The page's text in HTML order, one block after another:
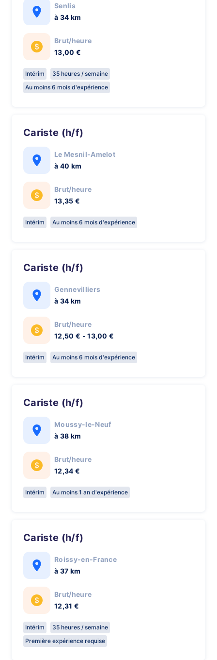
Senlis
à 34 km
Brut/heure
13,00 €
Intérim
35 heures / semaine
Au moins 6 mois d'expérience
Cariste (h/f)
Le Mesnil-Amelot
à 40 km
Brut/heure
13,35 €
Intérim Au moins 6 mois d'expérience
Cariste (h/f)
Gennevilliers
à 34 km
Brut/heure
12,50 € - 13,00 €
Intérim Au moins 6 mois d'expérience
Cariste (h/f)
Moussy-le-Neuf
à 38 km
Brut/heure
12,34 €
Intérim Au moins 1 an d'expérience
Cariste (h/f)
Roissy-en-France
à 37 km
Brut/heure
12,31 €
Intérim
35 heures / semaine
Première expérience requise